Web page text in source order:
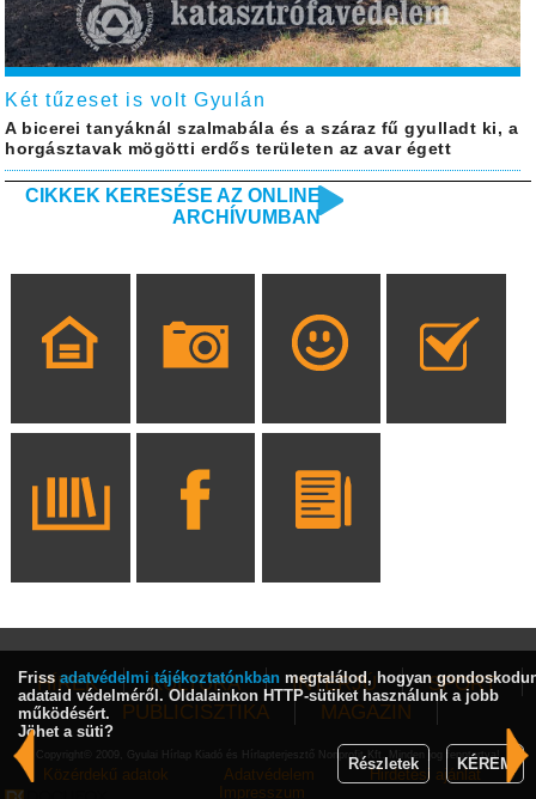
Két tűzeset is volt Gyulán
A bicerei tanyáknál szalmabála és a száraz fű gyulladt ki, a
horgásztavak mögötti erdős területen az avar égett
CIKKEK KERESÉSE AZ ONLINE
ARCHÍVUMBAN
HÍREK KULTÚRA INTERJÚ
SPORT
PUBLICISZTIKA
MAGAZIN
Copyright© 2009, Gyulai Hírlap Kiadó és Hírlapterjesztő Nonprofit Kft. Minden jog fenntartva!
Közérdekű adatok Adatvédelem
Hirdetési ajánlat
Impresszum
Friss adatvédelmi tájékoztatónkban megtalálod, hogyan
adataid védelméről. Oldalainkon HTTP-sütiket használunk a jobb
működésért.
Jöhet a süti?
Részletek
KÉREM